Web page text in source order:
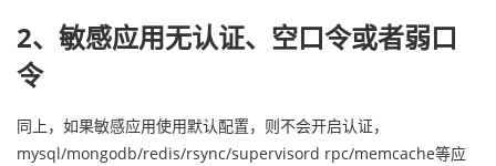
2、敏感应用无认证、空口令或者弱口
令
同上，如果敏感应用使用默认配置，则不会开启认证，
mysql/mongodb/redis/rsync/supervisord rpc/memcache等应